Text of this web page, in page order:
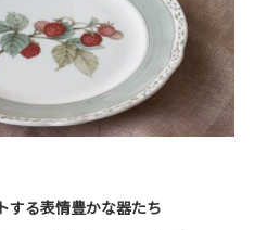
する表情豊かな器たち